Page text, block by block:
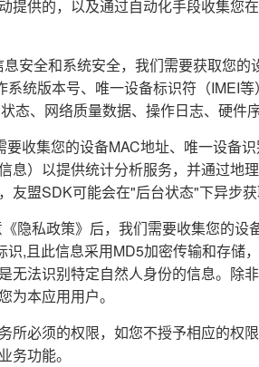
提供的，以及通过自动化手段收集您
安全和系统安全，我们需要获取您的
统版本号、唯一设备标识符（IMEI
态、网络质量数据、操作日志、硬件
收集您的设备MAC地址、唯一设备
息）以提供统计分析服务，并通过地
友盟SDK可能会在"后台状态"下异步
隐私政策》后，我们需要收集您的设
,且此信息采用MD5加密传输和存储
无法识别特定自然人身份的信息。除
为本应用用户。
所必须的权限，如您不授予相应的权
务功能。